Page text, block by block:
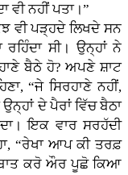
ਨਹੀਂ ਪਤਾ।”
ਵੀ ਪੜ੍ਹਦੇ ਲਿਖਦੇ ਸਨ
ਸੀ। ਉਨ੍ਹਾਂ ਨੇ
ਬੈਠੇ ਹੋ? ਅਪਣੇ ਸ਼ਾਟ
“ਜੇ ਸਿਰਹਾਣੇ ਨਹੀਂ,
ਦੇ ਪੈਰਾਂ ਵਿੱਚ ਬੈਠਾ
ਇਕ ਵਾਰ ਸਰਹੱਦੀ
“ਰੇਖਾ ਆਪ ਕੀ ਤਰਫ਼
ਕਰੋ ਔਰ ਪੂਛੋ ਕਿਆ